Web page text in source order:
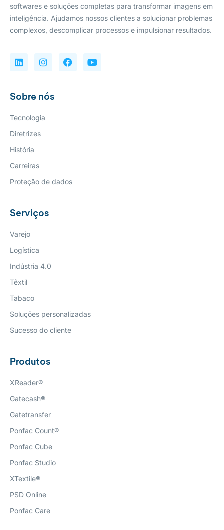
softwares e soluções completas para transformar imagens em
inteligência. Ajudamos nossos clientes a solucionar problemas
complexos, descomplicar processos e impulsionar resultados.
Sobre nós
Tecnologia
Diretrizes
História
Carreiras
Proteção de dados
Serviços
Varejo
Logística
Indústria 4.0
Têxtil
Tabaco
Soluções personalizadas
Sucesso do cliente
Produtos
XReader®
Gatecash®
Gatetransfer
Ponfac Count®
Ponfac Cube
Ponfac Studio
XTextile®
PSD Online
Ponfac Care